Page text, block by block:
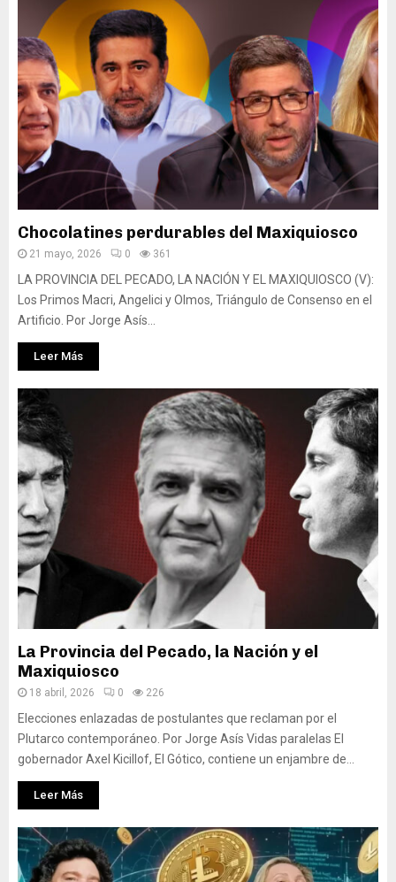
Chocolatines perdurables del Maxiquiosco
21 mayo, 2026 0 361
LA PROVINCIA DEL PECADO, LA NACIÓN Y EL MAXIQUIOSCO (V):
Los Primos Macri, Angelici y Olmos, Triángulo de Consenso en el
Artificio. Por Jorge Asís...
Leer Más
La Provincia del Pecado, la Nación y el
Maxiquiosco
18 abril, 2026 0 226
Elecciones enlazadas de postulantes que reclaman por el
Plutarco contemporáneo. Por Jorge Asís Vidas paralelas El
gobernador Axel Kicillof, El Gótico, contiene un enjambre de...
Leer Más